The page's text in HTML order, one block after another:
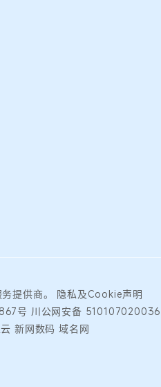
提供商。
隐私及Cookie声明
号 川公网安备
新网数码 域名网